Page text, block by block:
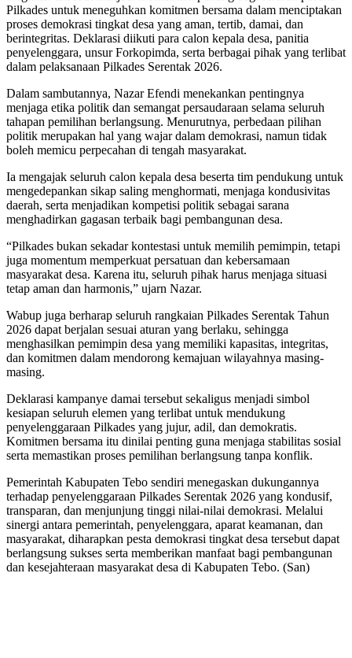
Pilkades untuk meneguhkan komitmen bersama dalam menciptakan
proses demokrasi tingkat desa yang aman, tertib, damai, dan
berintegritas. Deklarasi diikuti para calon kepala desa, panitia
penyelenggara, unsur Forkopimda, serta berbagai pihak yang terlibat
dalam pelaksanaan Pilkades Serentak 2026.
Dalam sambutannya, Nazar Efendi menekankan pentingnya
menjaga etika politik dan semangat persaudaraan selama seluruh
tahapan pemilihan berlangsung. Menurutnya, perbedaan pilihan
politik merupakan hal yang wajar dalam demokrasi, namun tidak
boleh memicu perpecahan di tengah masyarakat.
Ia mengajak seluruh calon kepala desa beserta tim pendukung untuk
mengedepankan sikap saling menghormati, menjaga kondusivitas
daerah, serta menjadikan kompetisi politik sebagai sarana
menghadirkan gagasan terbaik bagi pembangunan desa.
“Pilkades bukan sekadar kontestasi untuk memilih pemimpin, tetapi
juga momentum memperkuat persatuan dan kebersamaan
masyarakat desa. Karena itu, seluruh pihak harus menjaga situasi
tetap aman dan harmonis,” ujarn Nazar.
Wabup juga berharap seluruh rangkaian Pilkades Serentak Tahun
2026 dapat berjalan sesuai aturan yang berlaku, sehingga
menghasilkan pemimpin desa yang memiliki kapasitas, integritas,
dan komitmen dalam mendorong kemajuan wilayahnya masing-
masing.
Deklarasi kampanye damai tersebut sekaligus menjadi simbol
kesiapan seluruh elemen yang terlibat untuk mendukung
penyelenggaraan Pilkades yang jujur, adil, dan demokratis.
Komitmen bersama itu dinilai penting guna menjaga stabilitas sosial
serta memastikan proses pemilihan berlangsung tanpa konflik.
Pemerintah Kabupaten Tebo sendiri menegaskan dukungannya
terhadap penyelenggaraan Pilkades Serentak 2026 yang kondusif,
transparan, dan menjunjung tinggi nilai-nilai demokrasi. Melalui
sinergi antara pemerintah, penyelenggara, aparat keamanan, dan
masyarakat, diharapkan pesta demokrasi tingkat desa tersebut dapat
berlangsung sukses serta memberikan manfaat bagi pembangunan
dan kesejahteraan masyarakat desa di Kabupaten Tebo. (San)